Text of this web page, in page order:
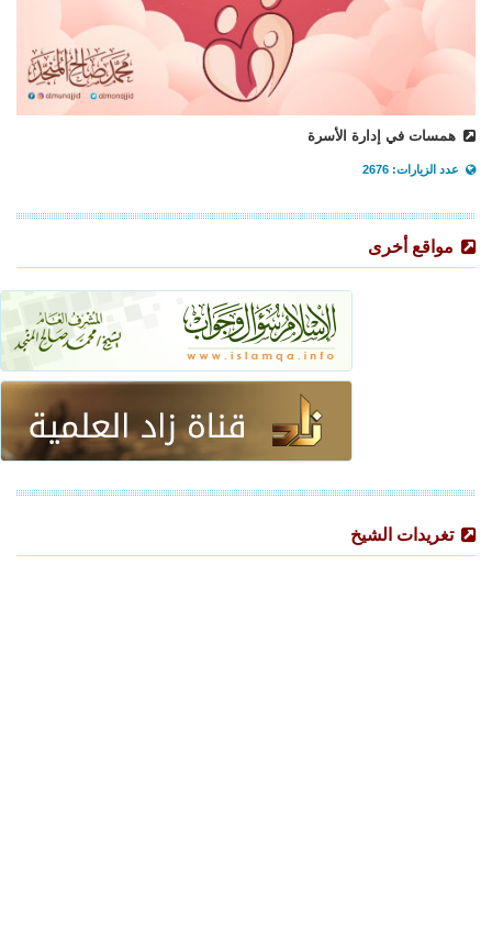
همسات في إدارة الأسرة
عدد الزيارات: 2676
مواقع أخرى
تغريدات الشيخ